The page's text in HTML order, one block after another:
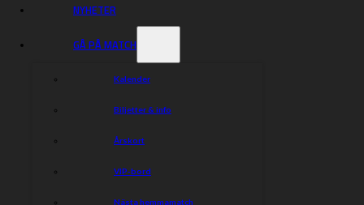
NYHETER
GÅ PÅ MATCH
Kalender
Biljetter & info
Årskort
VIP-bord
Nästa hemmamatch